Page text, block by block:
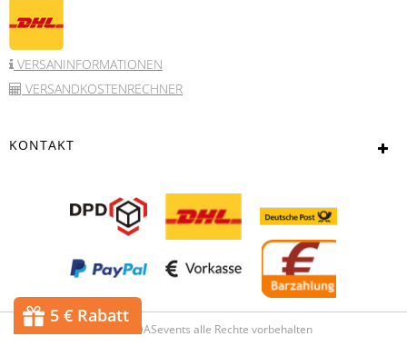
VERSANINFORMATIONEN
VERSANDKOSTENRECHNER
KONTAKT
© 2017 DASevents alle Rechte vorbehalten
5 € Rabatt